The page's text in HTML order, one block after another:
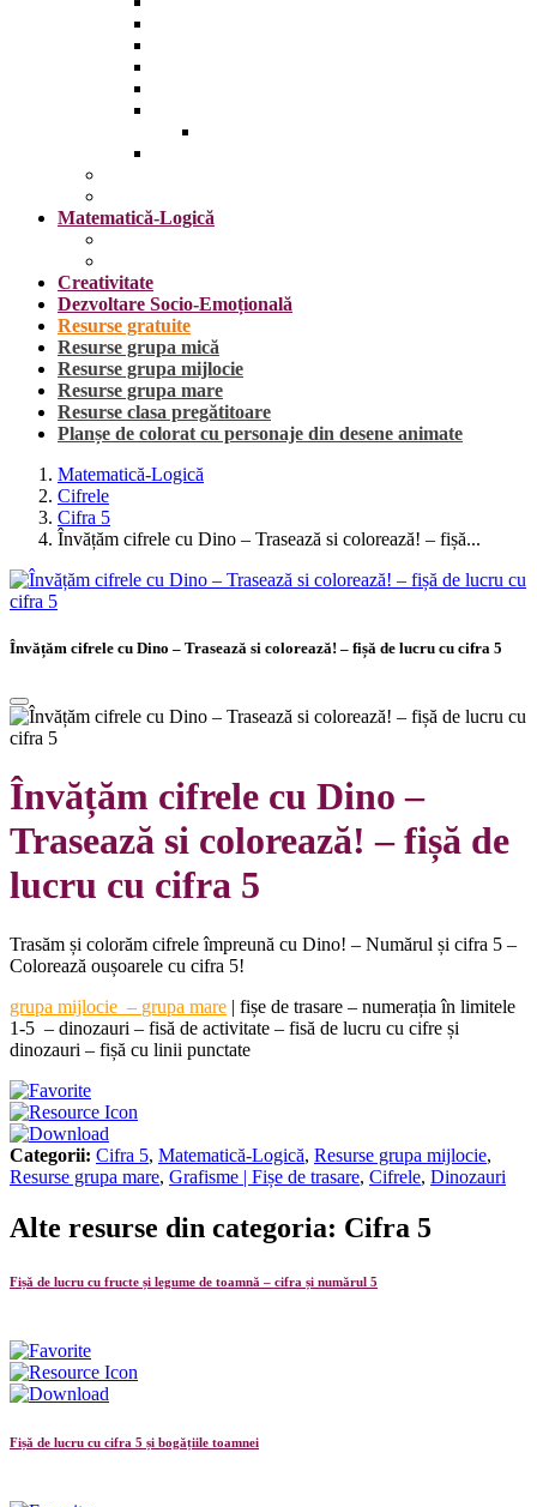
Matematică-Logică
Creativitate
Dezvoltare Socio-Emoțională
Resurse gratuite
Resurse grupa mică
Resurse grupa mijlocie
Resurse grupa mare
Resurse clasa pregătitoare
Planșe de colorat cu personaje din desene animate
Matematică-Logică
Cifrele
Cifra 5
Învățăm cifrele cu Dino – Trasează si colorează! – fișă...
Învățăm cifrele cu Dino – Trasează si colorează! – fișă de lucru cu cifra 5
Învățăm cifrele cu Dino –
Trasează si colorează! – fișă de
lucru cu cifra 5
Trasăm și colorăm cifrele împreună cu Dino! – Numărul și cifra 5 –
Colorează oușoarele cu cifra 5!
grupa mijlocie – grupa mare | fișe de trasare – numerația în limitele
1-5 – dinozauri – fisă de activitate – fisă de lucru cu cifre și
dinozauri – fișă cu linii punctate
Categorii: Cifra 5, Matematică-Logică, Resurse grupa mijlocie,
Resurse grupa mare, Grafisme | Fișe de trasare, Cifrele, Dinozauri
Alte resurse din categoria: Cifra 5
Fișă de lucru cu fructe și legume de toamnă – cifra și numărul 5
Fișă de lucru cu cifra 5 și bogățiile toamnei